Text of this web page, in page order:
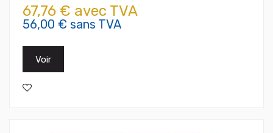
67,76 € avec TVA
56,00 € sans TVA
Voir